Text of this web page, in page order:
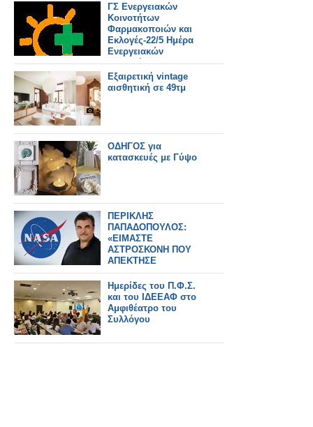
ΓΣ Ενεργειακών
Κοινοτήτων
Φαρμακοποιών και
Εκλογές-22/5 Ημέρα
Ενεργειακών
Κοινοτήτων στην
Ευρώπη
Εξαιρετική vintage
αισθητική σε 49τμ
ΟΔΗΓΟΣ για
κατασκευές με Γύψο
ΠΕΡΙΚΛΗΣ
ΠΑΠΑΔΟΠΟΥΛΟΣ:
«ΕΙΜΑΣΤΕ
ΑΣΤΡΟΣΚΟΝΗ ΠΟΥ
ΑΠΕΚΤΗΣΕ
ΣΥΝΕΙΔΗΣΗ» – Ο
ΗΓΕΤΗΣ ΤΗΣ NASA
ΠΙΣΩ ΑΠΟ ΤΟ Artemis
II
Ημερίδες του Π.Φ.Σ.
και του ΙΔΕΕΑΦ στο
Αμφιθέατρο του
Συλλόγου